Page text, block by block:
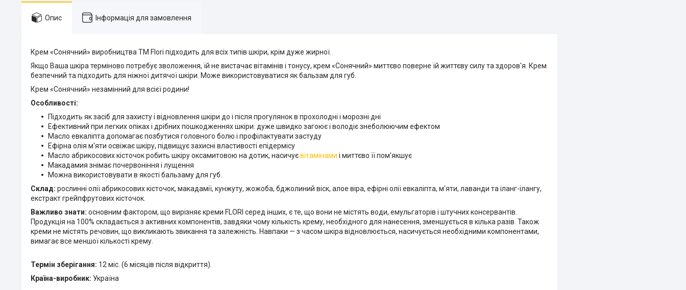
Опис Інформація для замовлення
Крем «Сонячний» виробництва ТМ Flori підходить для всіх типів шкіри, крім дуже жирної.
Якщо Ваша шкіра терміново потребує зволоження, їй не вистачає вітамінів і тонусу, крем «Сонячний» миттєво поверне їй життєву силу та здоров'я. Крем
безпечний та підходить для ніжної дитячої шкіри. Може використовуватися як бальзам для губ.
Крем «Сонячний» незамінний для всієї родини!
Особливості:
Підходить як засіб для захисту і відновлення шкіри до і після прогулянок в прохолодні і морозні дні
Ефективний при легких опіках і дрібних пошкодженнях шкіри: дуже швидко загоює і володіє знеболюючим ефектом
Масло евкаліпта допомагає позбутися головного болю і профілактувати застуду
Ефірна олія м'яти освіжає шкіру, підвищує захисні властивості епідермісу
Масло абрикосових кісточок робить шкіру оксамитовою на дотик, насичуєвітамінами і миттєво її пом'якшує
Макадамия знімає почервоніння і лущення
Можна використовувати в якості бальзаму для губ.
Склад: рослинні олії абрикосових кісточок, макадамії, кунжуту, жожоба, бджолиний віск, алое віра, ефірні олії евкаліпта, м'яти, лаванди та іланг-ілангу,
екстракт грейпфрутових кісточок.
Важливо знати: основним фактором, що вирізняє креми FLORI серед інших, є те, що вони не містять води, емульгаторів і штучних консервантів.
Продукція на 100% складається з активних компонентів, завдяки чому кількість крему, необхідного для нанесення, зменшується в кілька разів. Також
креми не містять речовин, що викликають звикання та залежність. Навпаки — з часом шкіра відновлюється, насичується необхідними компонентами,
вимагає все меншої кількості крему.
Термін зберігання: 12 міс. (6 місяців після відкриття).
Країна-виробник: Україна